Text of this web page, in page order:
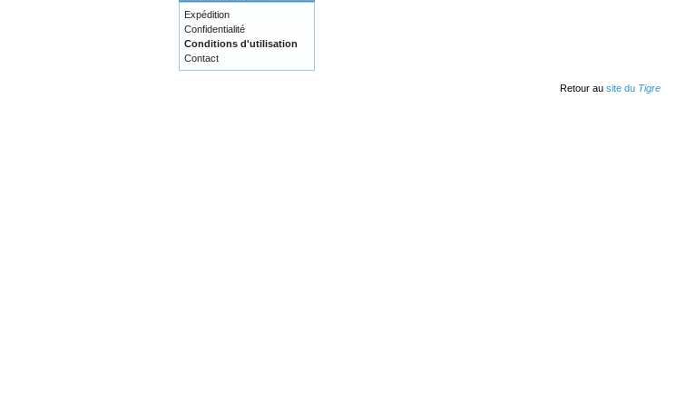
Expédition
Confidentialité
Conditions d'utilisation
Contact
Retour au site du Tigre